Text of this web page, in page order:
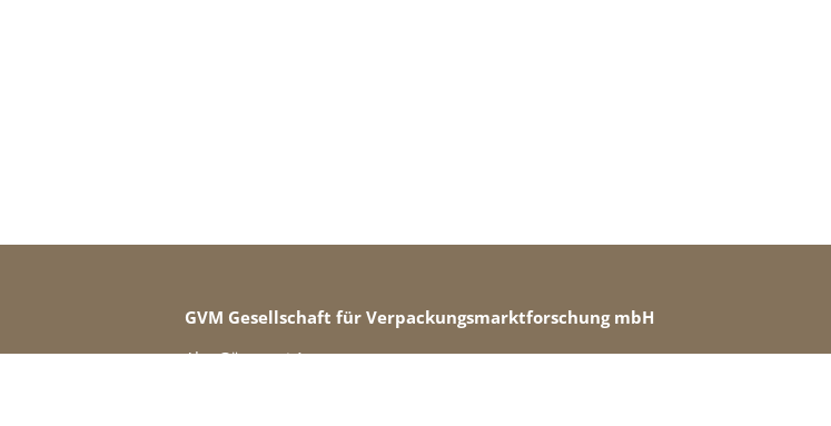
GVM Gesellschaft für Verpackungsmarktforschung mbH
Alte Gärtnerei 1